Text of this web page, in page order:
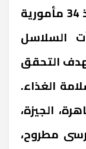
السلاسل التجارية، فقد تم تنفيذ 34 مأمورية
السلاسل
التحقق
الغذاء.
الجيزة،
مطروح،